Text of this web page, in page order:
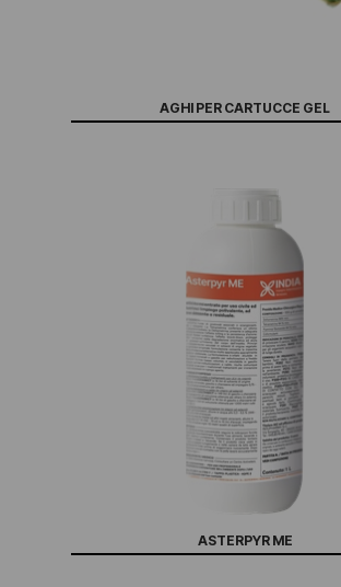
AGHI PER CARTUCCE GEL
ASTERPYR ME